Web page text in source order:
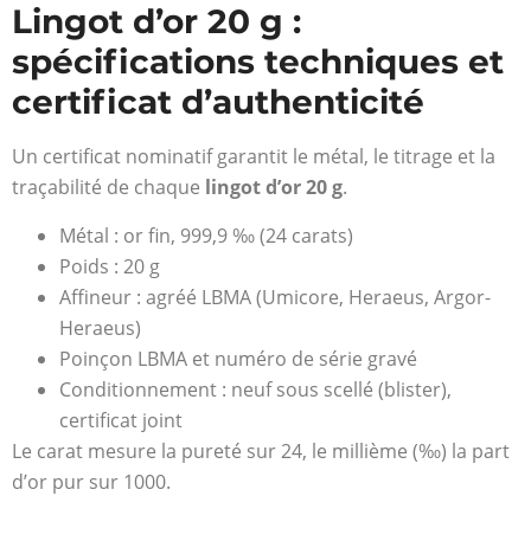
Lingot d’or 20 g :
spécifications techniques et
certificat d’authenticité
Un certificat nominatif garantit le métal, le titrage et la
traçabilité de chaque lingot d’or 20 g.
Métal : or fin, 999,9 ‰ (24 carats)
Poids : 20 g
Affineur : agréé LBMA (Umicore, Heraeus, Argor-
Heraeus)
Poinçon LBMA et numéro de série gravé
Conditionnement : neuf sous scellé (blister),
certificat joint
Le carat mesure la pureté sur 24, le millième (‰) la part
d’or pur sur 1000.